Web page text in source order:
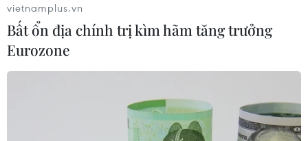
vietnamplus.vn
Bất ổn địa chính trị kìm hãm tăng trưởng
Eurozone